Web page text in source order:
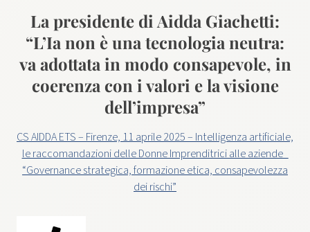
La presidente di Aidda Giachetti:
“L’Ia non è una tecnologia neutra:
va adottata in modo consapevole, in
coerenza con i valori e la visione
dell’impresa”
CS AIDDA ETS – Firenze, 11 aprile 2025 – Intelligenza artificiale,
le raccomandazioni delle Donne Imprenditrici alle aziende_
“Governance strategica, formazione etica, consapevolezza
dei rischi”